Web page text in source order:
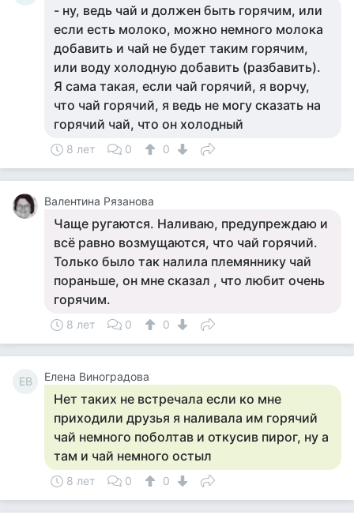
- ну, ведь чай и должен быть горячим, или
если есть молоко, можно немного молока
добавить и чай не будет таким горячим,
или воду холодную добавить (разбавить).
Я сама такая, если чай горячий, я ворчу,
что чай горячий, я ведь не могу сказать на
горячий чай, что он холодный
8 лет 0 0
Валентина Рязанова
Чаще ругаются. Наливаю, предупреждаю и
всё равно возмущаются, что чай горячий.
Только было так налила племяннику чай
пораньше, он мне сказал , что любит очень
горячим.
8 лет 0 0
ЕВ Елена Виноградова
Нет таких не встречала если ко мне
приходили друзья я наливала им горячий
чай немного поболтав и откусив пирог, ну а
там и чай немного остыл
8 лет 0 0